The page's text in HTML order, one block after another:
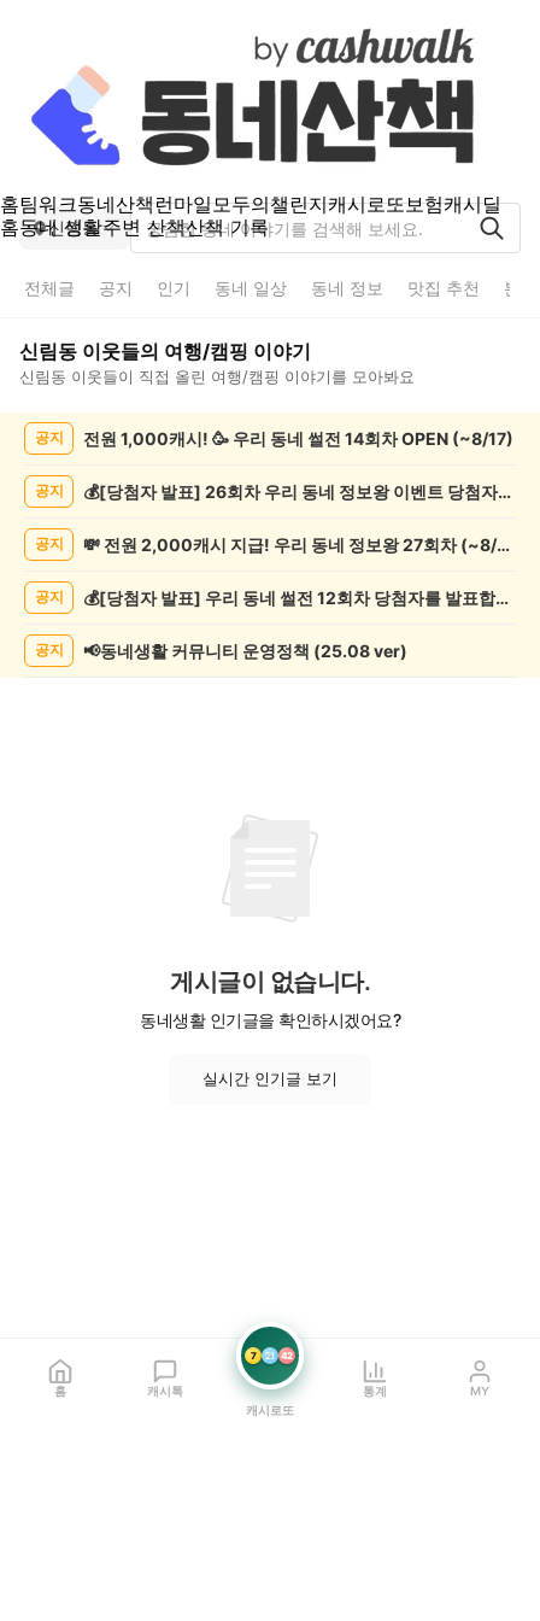
홈팀워크동네산책런마일모두의챌린지캐시로또보험캐시딜
홈동네 생활주변 산책산책 기록
신림동
전체글 공지 인기 동네 일상 동네 정보 맛집 추천 분
신림동 이웃들의 여행/캠핑 이야기
신림동 이웃들이 직접 올린 여행/캠핑 이야기를 모아봐요
록
공지 전원 1,000캐시! 🥳 우리 동네 썰전 14회차 OPEN (~8/17)
공지 💰[당첨자 발표] 26회차 우리 동네 정보왕 이벤트 당첨자를 발표합니다!
공지 💸 전원 2,000캐시 지급! 우리 동네 정보왕 27회차 (~8/10)
공지 💰[당첨자 발표] 우리 동네 썰전 12회차 당첨자를 발표합니다!
공지 📢동네생활 커뮤니티 운영정책 (25.08 ver)
게시글이 없습니다.
동네생활 인기글을 확인하시겠어요?
실시간 인기글 보기
홈 캐시톡
7 21 42
캐시로또
통계 MY